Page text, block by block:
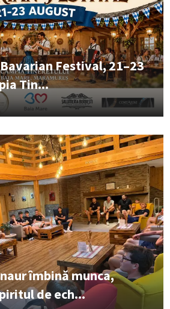
Festival, 21–23
Tin...
îmbină munca,
de ech...